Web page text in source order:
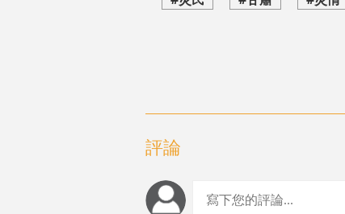
評論